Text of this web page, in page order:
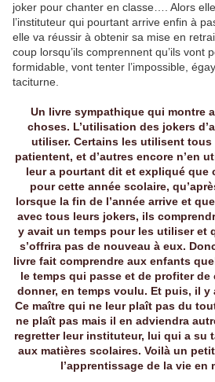
joker pour chanter en classe…. Alors
l’instituteur qui pourtant arrive enfin à
elle va réussir à obtenir sa mise en
coup lorsqu’ils comprennent qu’ils vont
formidable, vont tenter l’impossible,
taciturne.
Un livre sympathique qui montre
choses. L’utilisation des jokers
utiliser. Certains les utilisent tous
patientent, et d’autres encore n’en
leur a pourtant dit et expliqué que
pour cette année scolaire,
lorsque la fin de l’année arrive et
avec tous leurs jokers, ils
y avait un temps pour les utiliser et
s’offrira pas de nouveau à eux.
livre fait comprendre aux enfants
le temps qui passe et de profiter de
donner, en temps voulu. Et puis, il y
Ce maître qui ne leur plaît pas du
ne plaît pas mais il en adviendra
regretter leur instituteur, lui qui a su
aux matières scolaires. Voilà un
l’apprentissage de la vie en